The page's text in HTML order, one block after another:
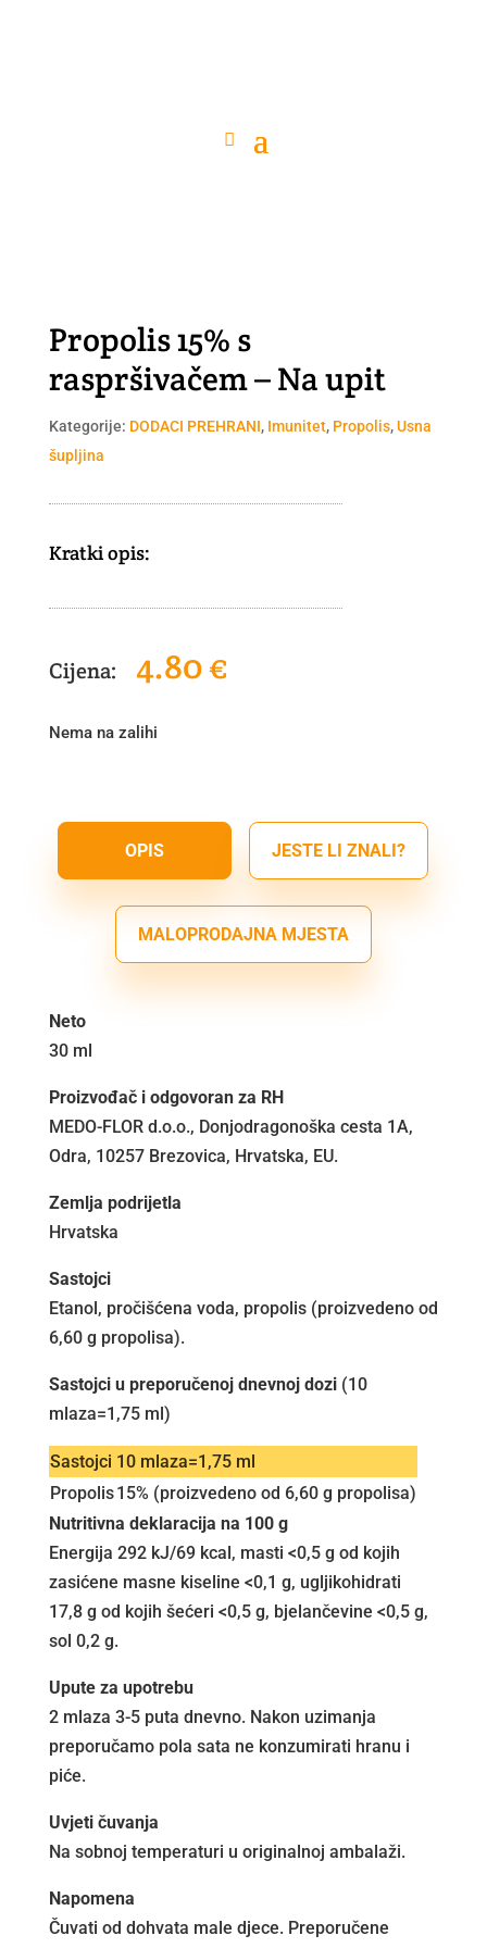
Propolis 15% s
raspršivačem – Na upit
Kategorije: DODACI PREHRANI, Imunitet, Propolis,Usna
šupljina
Kratki opis:
4.80€
Nema na zalihi
OPIS JESTE LI ZNALI?
MALOPRODAJNA MJESTA
Neto
30 ml
Proizvođač i odgovoran za RH
MEDO-FLOR d.o.o., Donjodragonoška cesta 1A,
Odra, 10257 Brezovica, Hrvatska, EU.
Zemlja podrijetla
Hrvatska
Sastojci
Etanol, pročišćena voda, propolis (proizvedeno od
6,60 g propolisa).
Sastojci u preporučenoj dnevnoj dozi(10
mlaza=1,75 ml)
Sastojci 10 mlaza=1,75 ml
Propolis15% (proizvedeno od 6,60 g propolisa)
Nutritivna deklaracija na 100 g
Energija 292 kJ/69 kcal, masti <0,5 g od kojih
zasićene masne kiseline <0,1 g, ugljikohidrati
17,8 g od kojih šećeri <0,5 g, bjelančevine <0,5 g,
sol 0,2 g.
Upute za upotrebu
2 mlaza 3-5 puta dnevno. Nakon uzimanja
preporučamo pola sata ne konzumirati hranu i
piće.
Uvjeti čuvanja
Na sobnoj temperaturi u originalnoj ambalaži.
Napomena
Čuvati od dohvata male djece. Preporučene